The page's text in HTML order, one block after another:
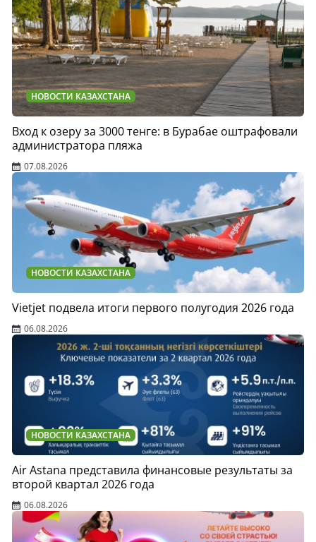
НОВОСТИ КАЗАХСТАНА
Вход к озеру за 3000 тенге: в Бурабае оштрафовали
администратора пляжа
07.08.2026
НОВОСТИ КАЗАХСТАНА
Vietjet подвела итоги первого полугодия 2026 года
06.08.2026
НОВОСТИ КАЗАХСТАНА
Air Astana представила финансовые результаты за
второй квартал 2026 года
06.08.2026